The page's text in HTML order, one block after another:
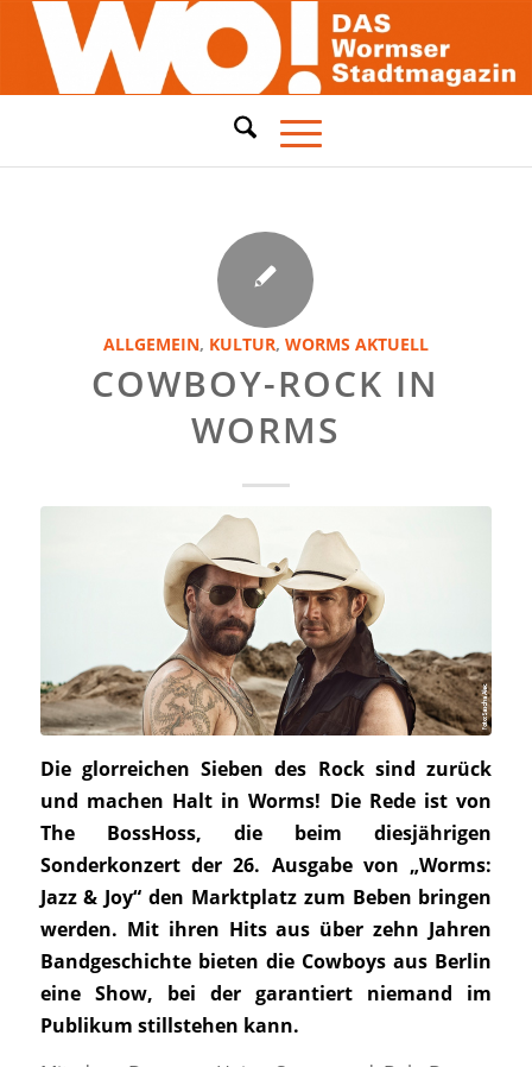
ALLGEMEIN, KULTUR, WORMS AKTUELL
COWBOY-ROCK IN
WORMS
Die glorreichen Sieben des Rock sind zurück
und machen Halt in Worms! Die Rede ist von
The BossHoss, die beim diesjährigen
Sonderkonzert der 26. Ausgabe von „Worms:
Jazz & Joy“ den Marktplatz zum Beben bringen
werden. Mit ihren Hits aus über zehn Jahren
Bandgeschichte bieten die Cowboys aus Berlin
eine Show, bei der garantiert niemand im
Publikum stillstehen kann.